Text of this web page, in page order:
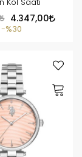
Kol Saati
4.347,00
%30